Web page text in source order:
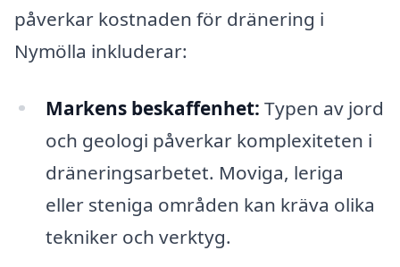
påverkar kostnaden för dränering i
Nymölla inkluderar:
Markens beskaffenhet: Typen av jord
och geologi påverkar komplexiteten i
dräneringsarbetet. Moviga, leriga
eller steniga områden kan kräva olika
tekniker och verktyg.